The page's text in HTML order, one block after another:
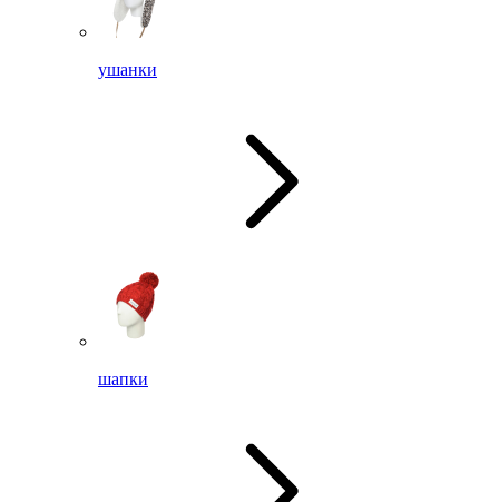
ушанки
шапки